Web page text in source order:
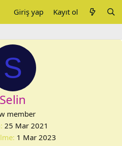
Giriş yap Kayıt ol
S
Selin
member
25 Mar 2021
1 Mar 2023